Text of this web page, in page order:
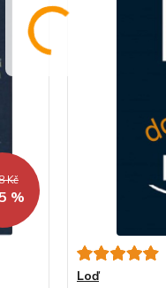
Kč
%
Loď